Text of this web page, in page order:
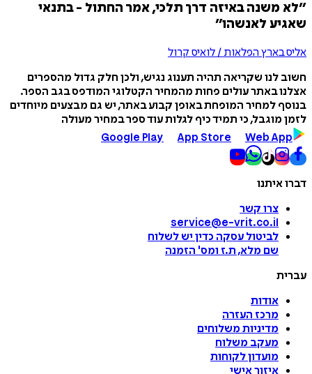
״לא משנה באיזה דרך תלכי, אמר החתול - בתנאי
שאגיע לאנשהו״
אליס בארץ הפלאות / לואיס קרול
חשוב לנו שקריאה תהיה תענוג נגיש, ולכן חלק גדול מהספרים
אצלנו באתר עולים פחות מהמחיר הקטלוגי המודפס בגב הספר.
בנוסף למחיר המופחת באופן קבוע באתר, יש גם מבצעים מיוחדים
לזמן מוגבל, כי תמיד כיף לגלות עוד ספר במחיר מעולה
Google Play
App Store Web App
דברו איתנו
צרו קשר
service@e-vrit.co.il
לביטול עסקה כדין יש לשלוח
שם מלא, ת.ז ומס' הזמנה
עברית
אודות
מרכז העזרה
מדיניות משלוחים
מעקב משלוח
מועדון לקוחות
איזור אישי